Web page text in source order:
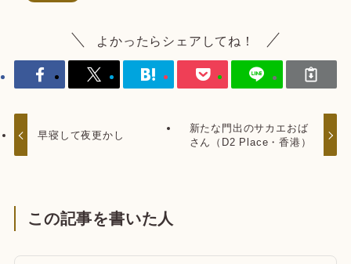
よかったらシェアしてね！
早寝して夜更かし
新たな門出のサカエおば
さん（D2 Place・香港）
この記事を書いた人